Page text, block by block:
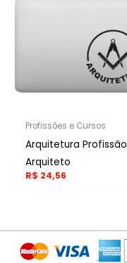
Profissões e Cursos
Arquitetura Profissão
Arquiteto
R$ 24,56